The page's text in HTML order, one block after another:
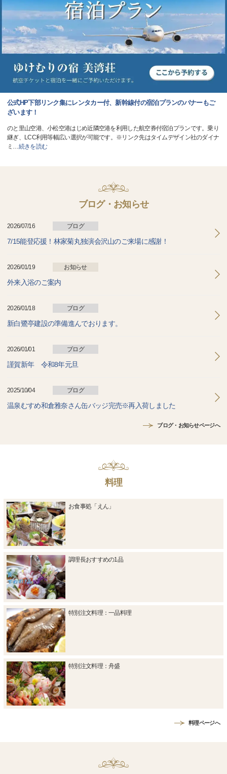
公式HP下部リンク集にレンタカー付、新幹線付の宿泊プランのバナーもご
ざいます！
のと里山空港、小松空港はじめ近隣空港を利用した航空券付宿泊プランです。乗り
継ぎ、LCC利用等幅広い選択が可能です。※リンク先はタイムデザイン社のダイナ
ミ …続きを読む
ブログ・お知らせ
2026/07/16 ブログ
7/15能登応援！林家菊丸独演会沢山のご来場に感謝！
2026/01/19 お知らせ
外来入浴のご案内
2026/01/18 ブログ
新白鷺亭建設の準備進んでおります。
2026/01/01 ブログ
謹賀新年 令和8年元旦
2025/10/04 ブログ
温泉むすめ和倉雅奈さん缶バッジ完売※再入荷しました
ブログ・お知らせページへ
料理
お食事処「えん」
調理長おすすめの1品
特別注文料理：一品料理
特別注文料理：舟盛
料理ページへ